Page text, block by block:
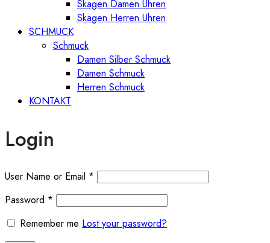
Skagen Damen Uhren
Skagen Herren Uhren
SCHMUCK
Schmuck
Damen Silber Schmuck
Damen Schmuck
Herren Schmuck
KONTAKT
Login
User Name or Email *
Password *
Remember me Lost your password?